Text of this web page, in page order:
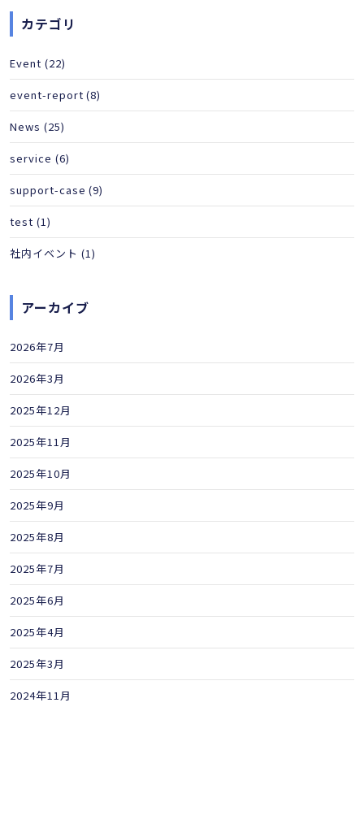
カテゴリ
Event (22)
event-report (8)
News (25)
service (6)
support-case (9)
test (1)
社内イベント (1)
アーカイブ
2026年7月
2026年3月
2025年12月
2025年11月
2025年10月
2025年9月
2025年8月
2025年7月
2025年6月
2025年4月
2025年3月
2024年11月